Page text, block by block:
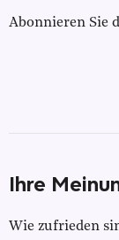
Abonnieren Sie
Ihre
Wie zufrieden